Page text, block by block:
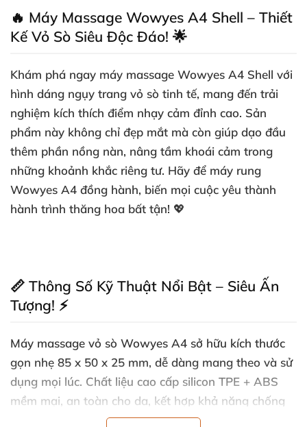
🔥 Máy Massage Wowyes A4 Shell – Thiết
Kế Vỏ Sò Siêu Độc Đáo! 🌟
Khám phá ngay máy massage Wowyes A4 Shell với
hình dáng ngụy trang vỏ sò tinh tế, mang đến trải
nghiệm kích thích điểm nhạy cảm đỉnh cao. Sản
phẩm này không chỉ đẹp mắt mà còn giúp dạo đầu
thêm phần nồng nàn, nâng tầm khoái cảm trong
những khoảnh khắc riêng tư. Hãy để máy rung
Wowyes A4 đồng hành, biến mọi cuộc yêu thành
hành trình thăng hoa bất tận! 💖
📏 Thông Số Kỹ Thuật Nổi Bật – Siêu Ấn
Tượng! ⚡
Máy massage vỏ sò Wowyes A4 sở hữu kích thước
gọn nhẹ 85 x 50 x 25 mm, dễ dàng mang theo và sử
dụng mọi lúc. Chất liệu cao cấp silicon TPE + ABS
mềm mại, an toàn cho da, kết hợp khả năng chống
hoàn hảo.